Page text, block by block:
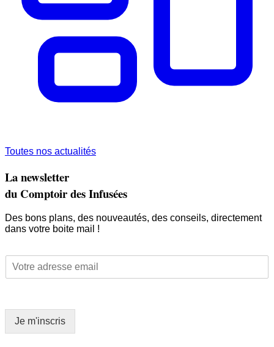
Toutes nos actualités
La newsletter
du Comptoir des Infusées
Des bons plans, des nouveautés, des conseils, directement
dans votre boite mail !
E
m
a
l
Je m'inscris